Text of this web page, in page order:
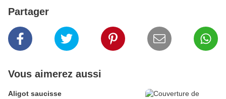
Partager
Vous aimerez aussi
Aligot saucisse